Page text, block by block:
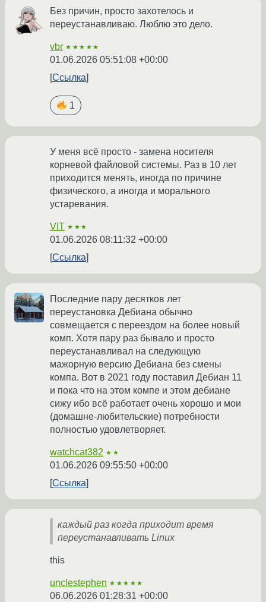
Без причин, просто захотелось и
переустанавливаю. Люблю это дело.
vbr ★★★★★
01.06.2026 05:51:08 +00:00
Ссылка
1
У меня всё просто - замена носителя
корневой файловой системы. Раз в 10 лет
приходится менять, иногда по причине
физического, а иногда и морального
устаревания.
VIT ★★★
01.06.2026 08:11:32 +00:00
Ссылка
Последние пару десятков лет
переустановка Дебиана обычно
совмещается с переездом на более новый
комп. Хотя пару раз бывало и просто
переустанавливал на следующую
мажорную версию Дебиана без смены
компа. Вот в 2021 году поставил Дебиан 11
и пока что на этом компе и этом дебиане
сижу ибо всё работает очень хорошо и мои
(домашне-любительские) потребности
полностью удовлетворяет.
watchcat382 ★★
01.06.2026 09:55:50 +00:00
Ссылка
каждый раз когда приходит время
переустанавливать Linux
this
unclestephen ★★★★★
06.06.2026 01:28:31 +00:00